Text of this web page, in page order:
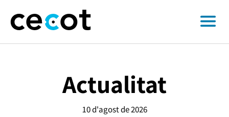
Actualitat
10 d'agost de 2026